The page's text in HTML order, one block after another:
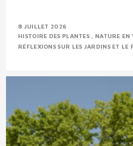
8 JUILLET 2026
HISTOIRE DES PLANTES
NATURE EN
RÉFLEXIONS SUR LES JARDINS ET LE